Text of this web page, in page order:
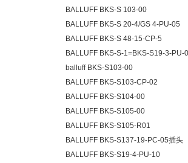
BALLUFF BKS-S 103-00
BALLUFF BKS-S 20-4/GS 4-PU-05
BALLUFF BKS-S 48-15-CP-5
BALLUFF BKS-S-1=BKS-S19-3-PU-
balluff BKS-S103-00
BALLUFF BKS-S103-CP-02
BALLUFF BKS-S104-00
BALLUFF BKS-S105-00
BALLUFF BKS-S105-R01
BALLUFF BKS-S137-19-PC-05插头
BALLUFF BKS-S19-4-PU-10